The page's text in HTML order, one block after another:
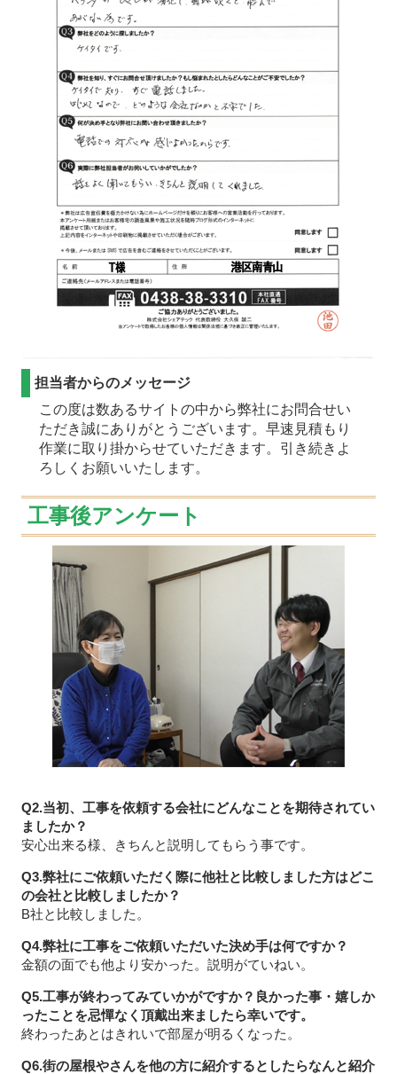
担当者からのメッセージ
この度は数あるサイトの中から弊社にお問合せい
ただき誠にありがとうございます。早速見積もり
作業に取り掛からせていただきます。引き続きよ
ろしくお願いいたします。
工事後アンケート
Q2.当初、工事を依頼する会社にどんなことを期待されてい
ましたか？
安心出来る様、きちんと説明してもらう事です。
Q3.弊社にご依頼いただく際に他社と比較しました方はどこ
の会社と比較しましたか？
B社と比較しました。
Q4.弊社に工事をご依頼いただいた決め手は何ですか？
金額の面でも他より安かった。説明がていねい。
Q5.工事が終わってみていかがですか？良かった事・嬉しか
ったことを忌憚なく頂戴出来ましたら幸いです。
終わったあとはきれいで部屋が明るくなった。
Q6.街の屋根やさんを他の方に紹介するとしたらなんと紹介